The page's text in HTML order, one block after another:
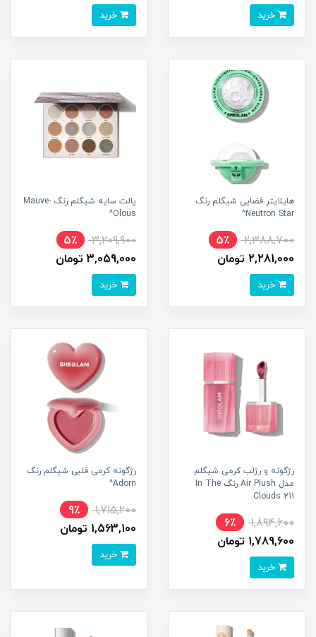
هایلایتر فضایی شیگلم رنگ
Neutron Star^
2,388,700
5٪
2,281,000 تومان
پالت سایه شیگلم رنگ Mauve-
Olous^
3,209,900
5٪
3,059,000 تومان
رژگونه و رژلب کرمی شیگلم
مدل Air Plush رنگ In The
Clouds 211
1,894,600
6٪
1,789,600 تومان
رژگونه کرمی قلبی شیگلم رنگ
Adorn^
1,715,200
9٪
1,563,100 تومان